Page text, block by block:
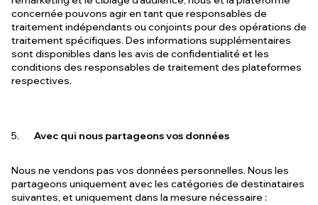
concernée pouvons agir en tant que responsables de
traitement indépendants ou conjoints pour des opérations de
traitement spécifiques. Des informations supplémentaires
sont disponibles dans les avis de confidentialité et les
conditions des responsables de traitement des plateformes
respectives.
Avec qui nous partageons vos données
Nous ne vendons pas vos données personnelles. Nous les
partageons uniquement avec les catégories de destinataires
suivantes, et uniquement dans la mesure nécessaire :